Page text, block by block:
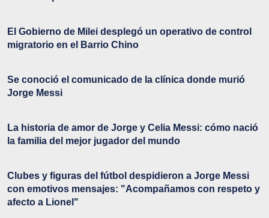
El Gobierno de Milei desplegó un operativo de control
migratorio en el Barrio Chino
Se conoció el comunicado de la clínica donde murió
Jorge Messi
La historia de amor de Jorge y Celia Messi: cómo nació
la familia del mejor jugador del mundo
Clubes y figuras del fútbol despidieron a Jorge Messi
con emotivos mensajes: "Acompañamos con respeto y
afecto a Lionel"